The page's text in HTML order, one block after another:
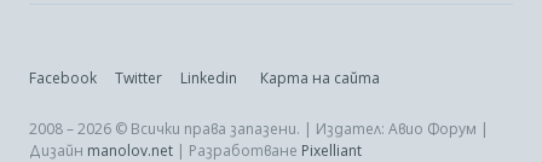
Facebook Twitter Linkedin Карта на сайта
2008 – 2026 © Всички права запазени. | Издател: Авио Форум |
Дизайн manolov.net | Разработване Pixelliant